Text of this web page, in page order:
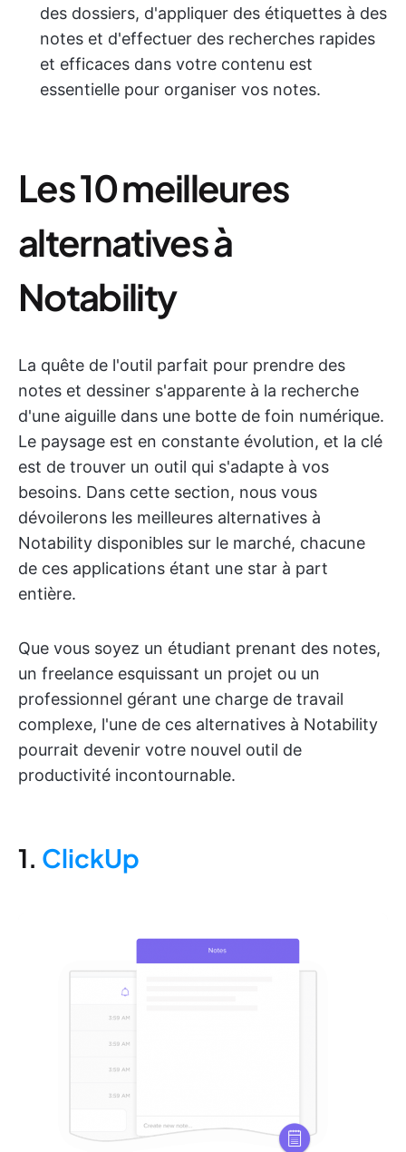
des dossiers, d'appliquer des étiquettes à des
notes et d'effectuer des recherches rapides
et efficaces dans votre contenu est
essentielle pour organiser vos notes.
Les 10 meilleures
alternatives à
Notability
La quête de l'outil parfait pour prendre des
notes et dessiner s'apparente à la recherche
d'une aiguille dans une botte de foin numérique.
Le paysage est en constante évolution, et la clé
est de trouver un outil qui s'adapte à vos
besoins. Dans cette section, nous vous
dévoilerons les meilleures alternatives à
Notability disponibles sur le marché, chacune
de ces applications étant une star à part
entière.
Que vous soyez un étudiant prenant des notes,
un freelance esquissant un projet ou un
professionnel gérant une charge de travail
complexe, l'une de ces alternatives à Notability
pourrait devenir votre nouvel outil de
productivité incontournable.
1. ClickUp